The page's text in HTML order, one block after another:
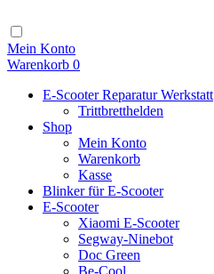
Inhalt
Mein Konto
Warenkorb 0
E-Scooter Reparatur Werkstatt
Trittbretthelden
Shop
Mein Konto
Warenkorb
Kasse
Blinker für E-Scooter
E-Scooter
Xiaomi E-Scooter
Segway-Ninebot
Doc Green
Be-Cool